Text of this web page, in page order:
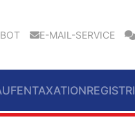
E-MAIL-SERVICE
TAXATION